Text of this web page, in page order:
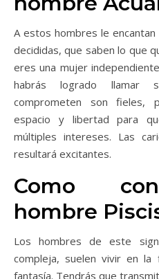
A estos hombres le
decididas, que saben lo que
eres una mujer
habrás logrado llamar
comprometen son fieles,
espacio y libertad para
múltiples intereses. Las
resultará excitantes.
Como
hombre
Los hombres de este
compleja, suelen vivir en
fantasía. Tendrás que